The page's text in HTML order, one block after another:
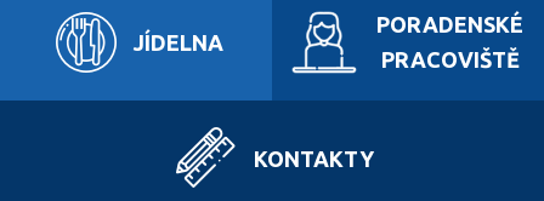
JÍDELNA
PORADENSKÉ
PRACOVIŠTĚ
KONTAKTY